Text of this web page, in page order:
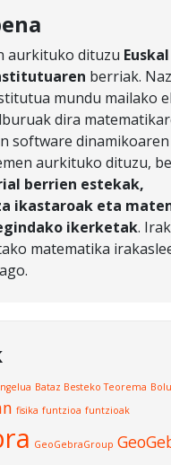
aurkituko dituzu
berriak.
mundu mailako
dira
software
aurkituko dituzu,
berrien estekak,
ikastaroak eta
ikerketak.
matematika
Bataz Besteko Teorema
fisika funtzioa funtzioak
GeoGebraGroup